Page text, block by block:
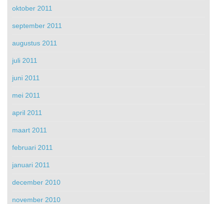
oktober 2011
september 2011
augustus 2011
juli 2011
juni 2011
mei 2011
april 2011
maart 2011
februari 2011
januari 2011
december 2010
november 2010